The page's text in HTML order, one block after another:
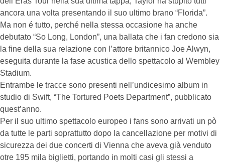
ancora una volta presentando il suo ultimo brano “Florida”.
Ma non é tutto, perché nella stessa occasione ha anche
debutato “So Long, London”, una ballata che i fan credono sia
la fine della sua relazione con l’attore britannico Joe Alwyn,
eseguita durante la fase acustica dello spettacolo al Wembley
Stadium.
Entrambe le tracce sono presenti nell’undicesimo album in
studio di Swift, “The Tortured Poets Department”, pubblicato
quest’anno.
Per il suo ultimo spettacolo europeo i fans sono arrivati un pò
da tutte le parti soprattutto dopo la cancellazione per motivi di
sicurezza dei due concerti di Vienna che aveva già venduto
otre 195 mila biglietti, portando in molti casi gli stessi a